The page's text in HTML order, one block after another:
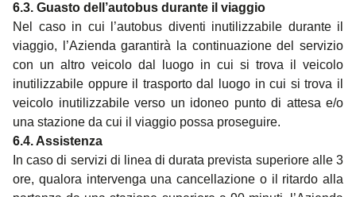
6.3. Guasto dell’autobus durante il viaggio
Nel caso in cui l’autobus diventi inutilizzabile durante il
viaggio, l’Azienda garantirà la continuazione del servizio
con un altro veicolo dal luogo in cui si trova il veicolo
inutilizzabile oppure il trasporto dal luogo in cui si trova il
veicolo inutilizzabile verso un idoneo punto di attesa e/o
una stazione da cui il viaggio possa proseguire.
6.4. Assistenza
In caso di servizi di linea di durata prevista superiore alle 3
ore, qualora intervenga una cancellazione o il ritardo alla